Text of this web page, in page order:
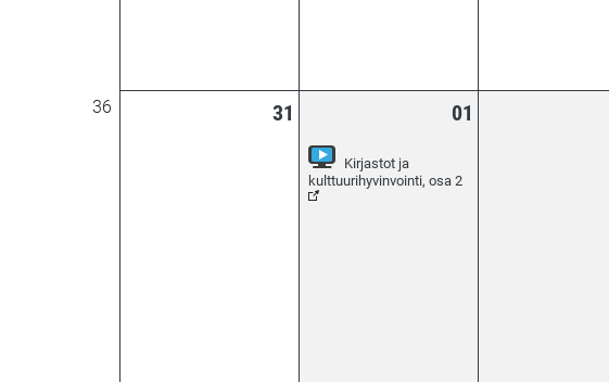
36 31 01
Kirjastot ja
kulttuurihyvinvointi, osa 2(Seurattavissa verkossa)